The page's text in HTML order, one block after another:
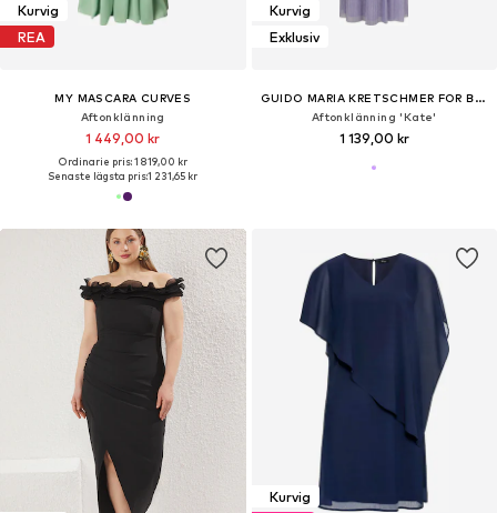
Kurvig
REA
MY MASCARA CURVES
Aftonklänning
1 449,00 kr
Ordinarie pris: 1 819,00 kr
Senaste lägsta pris:1 231,65 kr
Kurvig
Exklusiv
GUIDO MARIA KRETSCHMER FOR BRIDGERTON
Aftonklänning 'Kate'
1 139,00 kr
Kurvig